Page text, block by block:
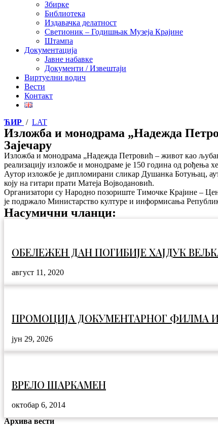
Збирке
Библиотека
Издавачка делатност
Светионик – Годишњак Музеја Крајине
Штампа
Документација
Јавне набавке
Документи / Извештаји
Виртуелни водич
Вести
Контакт
ЋИР / LAT
Изложба и монодрама „Надежда
Зајечару
Изложба и монодрама „Надежда Петровић – живот као
реализацију изложбе и монодраме је 150 година од рођења
Аутор изложбе је дипломирани сликар Душанка Ботуњац,
коју на гитари прати Матеја Војводановић.
Организатори су Народно позориште Тимочке Крајине –
је подржало Министарство културе и информисања
Насумични чланци:
ОБЕЛЕЖЕН ДАН ПОГИБИЈЕ ХАЈДУК
август 11, 2020
ПРОМОЦИЈА ДОКУМЕНТАРНОГ ФИЛМА
јун 29, 2026
ВРЕЛО ШАРКАМЕН
октобар 6, 2014
Архива вести